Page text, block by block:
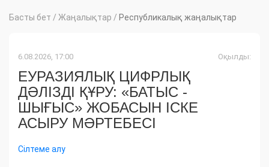
Басты бет / Жаңалықтар / Республикалық жаңалықтар
6.08.2026, 17:00 Оқылды:
ЕУРАЗИЯЛЫҚ ЦИФРЛЫҚ
ДӘЛІЗДІ ҚҰРУ: «БАТЫС -
ШЫҒЫС» ЖОБАСЫН ІСКЕ
АСЫРУ МӘРТЕБЕСІ
Сілтеме алу